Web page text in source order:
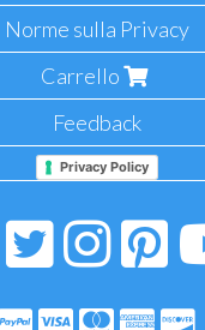
Norme sulla Privacy
Carrello
Feedback
Privacy Policy